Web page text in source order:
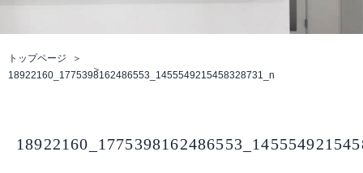
トップページ
18922160_1775398162486553_1455549215458328731_n